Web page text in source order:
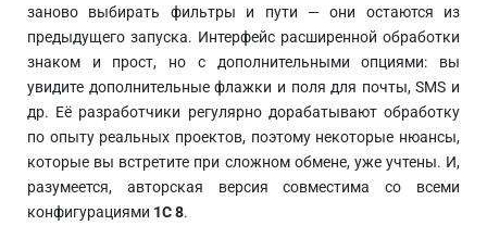
заново выбирать фильтры и пути — они остаются из
предыдущего запуска. Интерфейс расширенной обработки
знаком и прост, но с дополнительными опциями: вы
увидите дополнительные флажки и поля для почты, SMS и
др. Её разработчики регулярно дорабатывают обработку
по опыту реальных проектов, поэтому некоторые нюансы,
которые вы встретите при сложном обмене, уже учтены. И,
разумеется, авторская версия совместима со всеми
конфигурациями 1С 8.